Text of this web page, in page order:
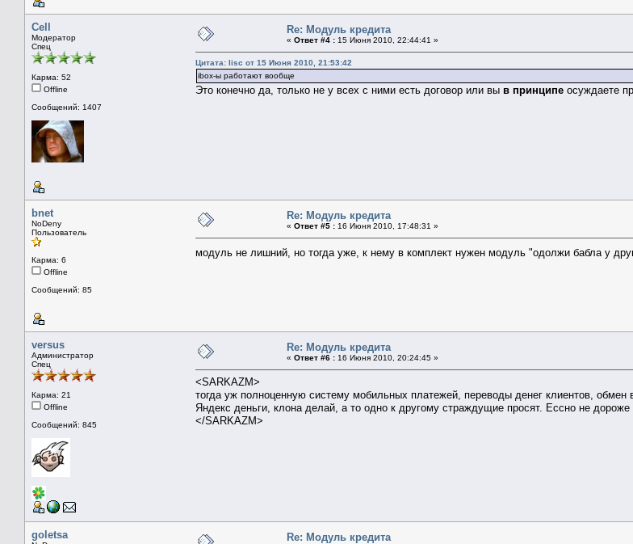
Cell
Модератор
Спец
Карма: 52
Offline
Сообщений: 1407
Re: Модуль кредита
« Ответ #4 : 15 Июня 2010, 22:44:41 »
Цитата: lisc от 15 Июня 2010, 21:53:42
ibox-ы работают вообще
Это конечно да, только не у всех с ними есть договор или вы в принципе осуждаете
bnet
NoDeny
Пользователь
Карма: 6
Offline
Сообщений: 85
Re: Модуль кредита
« Ответ #5 : 16 Июня 2010, 17:48:31 »
модуль не лишний, но тогда уже, к нему в комплект нужен модуль "одолжи бабла у
versus
Администратор
Спец
Карма: 21
Offline
Сообщений: 845
Re: Модуль кредита
« Ответ #6 : 16 Июня 2010, 20:24:45 »
<SARKAZM>
тогда уж полноценную систему мобильных платежей, переводы денег клиентов,
Яндекс деньги, клона делай, а то одно к другому страждущие просят. Ессно не дороже
</SARKAZM>
goletsa Re: Модуль кредита